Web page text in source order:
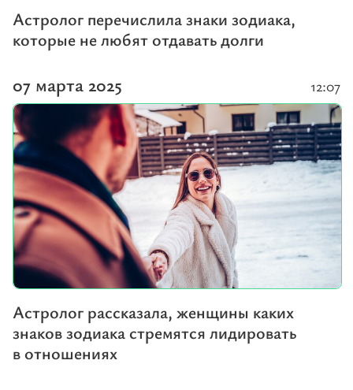
Астролог перечислила знаки зодиака,
которые не любят отдавать долги
07 марта 2025
Астролог рассказала, женщины каких
знаков зодиака стремятся лидировать
в отношениях
12:07